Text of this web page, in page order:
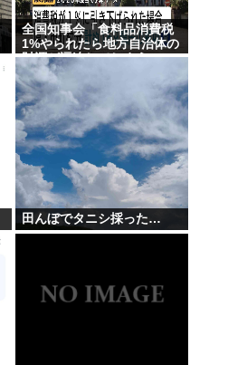
全国知事会「食料品消費税
1%やられたら地方自治体の
財源が逼迫してしまう 」…
この流れ地方税増税するし
かないよ、もう
田んぼでタニシ採った…